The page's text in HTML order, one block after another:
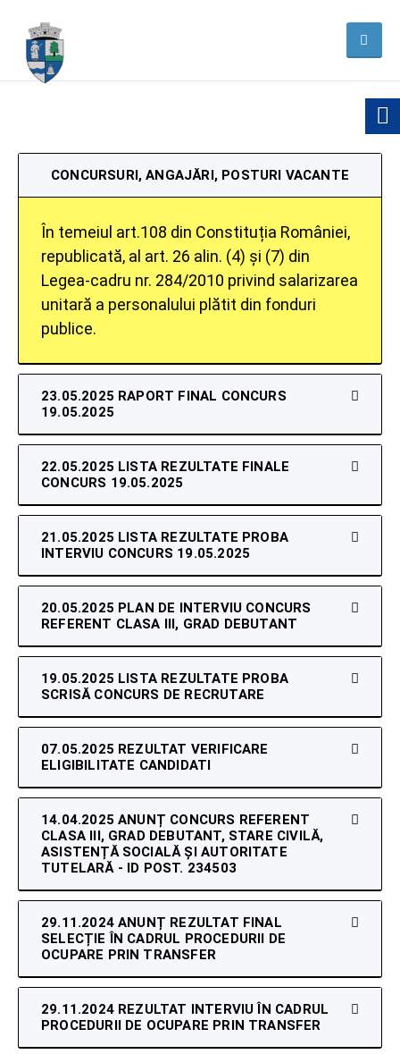
CONCURSURI, ANGAJĂRI, POSTURI VACANTE
În temeiul art.108 din Constituția României,
republicată, al art. 26 alin. (4) și (7) din
Legea-cadru nr. 284/2010 privind salarizarea
unitară a personalului plătit din fonduri
publice.
23.05.2025 RAPORT FINAL CONCURS
19.05.2025
22.05.2025 LISTA REZULTATE FINALE
CONCURS 19.05.2025
21.05.2025 LISTA REZULTATE PROBA
INTERVIU CONCURS 19.05.2025
20.05.2025 PLAN DE INTERVIU CONCURS
REFERENT CLASA III, GRAD DEBUTANT
19.05.2025 LISTA REZULTATE PROBA
SCRISĂ CONCURS DE RECRUTARE
07.05.2025 REZULTAT VERIFICARE
ELIGIBILITATE CANDIDATI
14.04.2025 ANUNȚ CONCURS REFERENT
CLASA III, GRAD DEBUTANT, STARE CIVILĂ,
ASISTENȚĂ SOCIALĂ ȘI AUTORITATE
TUTELARĂ - ID POST. 234503
29.11.2024 ANUNȚ REZULTAT FINAL
SELECȚIE ÎN CADRUL PROCEDURII DE
OCUPARE PRIN TRANSFER
29.11.2024 REZULTAT INTERVIU ÎN CADRUL
PROCEDURII DE OCUPARE PRIN TRANSFER